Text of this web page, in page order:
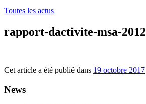
Toutes les actus
rapport-dactivite-msa-2012
Cet article a été publié dans 19 octobre 2017
News